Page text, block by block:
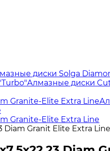
диски Solga
Алмазные диски
Granite-Elite Extra Line
Granite-Elite Extra Line
Diam Granit Elite Extra